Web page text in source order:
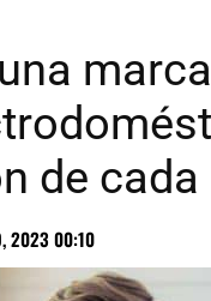
de
2023 00:10